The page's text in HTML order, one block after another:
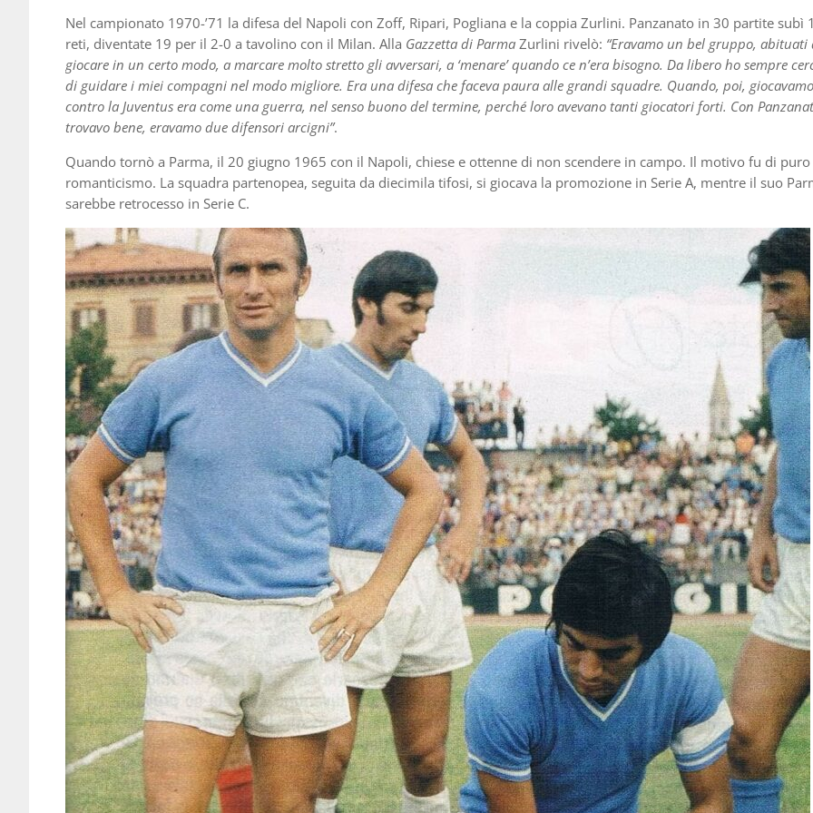
Nel campionato 1970-’71 la difesa del Napoli con Zoff, Ripari, Pogliana e la coppia Zurlini. Panzanato in 30 partite subì
reti, diventate 19 per il 2-0 a tavolino con il Milan. Alla Gazzetta di Parma Zurlini rivelò: “Eravamo un bel gruppo, abituati
giocare in un certo modo, a marcare molto stretto gli avversari, a ‘menare’ quando ce n’era bisogno. Da libero ho sempre
di guidare i miei compagni nel modo migliore. Era una difesa che faceva paura alle grandi squadre. Quando, poi, giocavamo
contro la Juventus era come una guerra, nel senso buono del termine, perché loro avevano tanti giocatori forti. Con
trovavo bene, eravamo due difensori arcigni”.
Quando tornò a Parma, il 20 giugno 1965 con il Napoli, chiese e ottenne di non scendere in campo. Il motivo fu di puro
romanticismo. La squadra partenopea, seguita da diecimila tifosi, si giocava la promozione in Serie A, mentre il suo
sarebbe retrocesso in Serie C.